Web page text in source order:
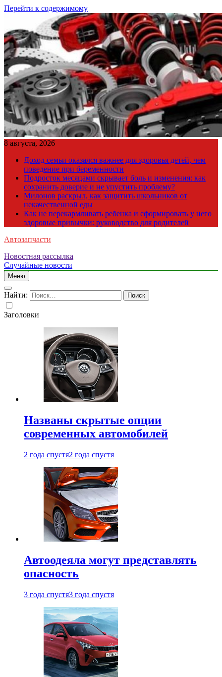
Перейти к содержимому
8 августа, 2026
Доход семьи оказался важнее для здоровья детей, чем
поведение при беременности
Подросток месяцами скрывает боль и изменения: как
сохранить доверие и не упустить проблему?
Милонов раскрыл, как защитить школьников от
некачественной еды
Как не перекармливать ребенка и сформировать у него
здоровые привычки: руководство для родителей
Автозапчасти
Новостная рассылка
Случайные новости
Меню
Найти:
Заголовки
Названы скрытые опции
современных автомобилей
2 года спустя2 года спустя
Автоодеяла могут представлять
опасность
3 года спустя3 года спустя